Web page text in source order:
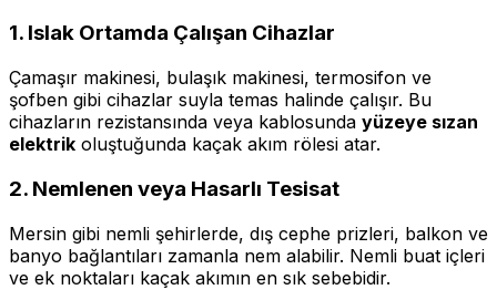
1. Islak Ortamda Çalışan Cihazlar
Çamaşır makinesi, bulaşık makinesi, termosifon ve
şofben gibi cihazlar suyla temas halinde çalışır. Bu
cihazların rezistansında veya kablosunda yüzeye sızan
elektrik oluştuğunda kaçak akım rölesi atar.
2. Nemlenen veya Hasarlı Tesisat
Mersin gibi nemli şehirlerde, dış cephe prizleri, balkon ve
banyo bağlantıları zamanla nem alabilir. Nemli buat içleri
ve ek noktaları kaçak akımın en sık sebebidir.